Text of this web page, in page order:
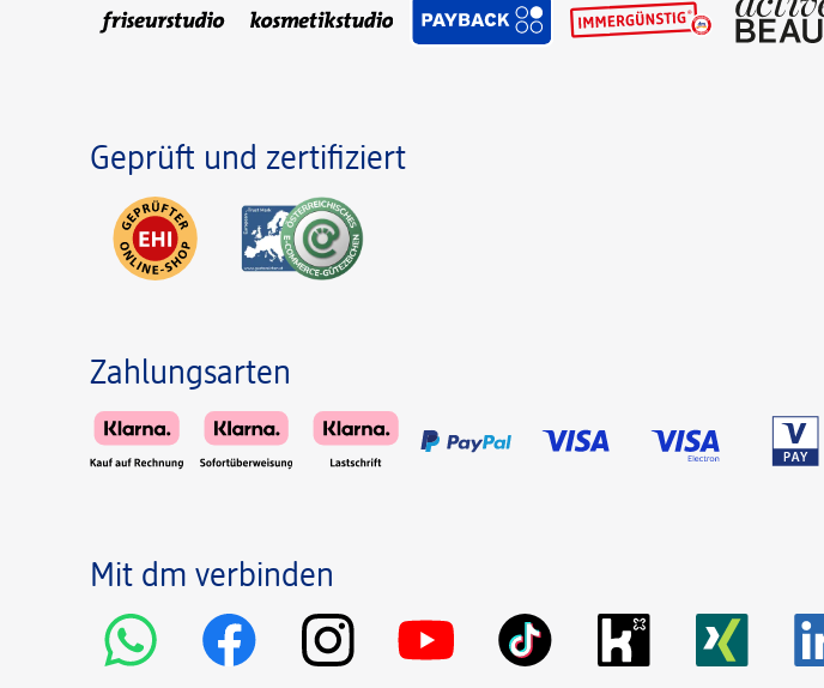
Geprüft und zertifiziert
Zahlungsarten
Mit dm verbinden